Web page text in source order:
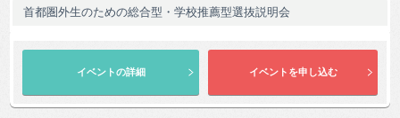
首都圏外生のための総合型・学校推薦型選抜説明会